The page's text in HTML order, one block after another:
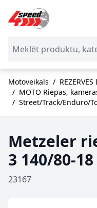
Skip to Content
Motoveikals /
/ MOTO Riepas,
/ Street/Track/Enduro/
Metzeler
3 140/80-18
23167